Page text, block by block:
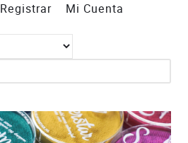
Registrar
Mi Cuenta